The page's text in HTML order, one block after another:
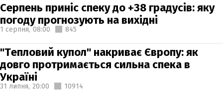
Серпень приніс спеку до +38 градусів: яку
погоду прогнозують на вихідні
1 серпня, 08:00 845
"Тепловий купол" накриває Європу: як
довго протримається сильна спека в
Україні
31 липня, 20:00 10914